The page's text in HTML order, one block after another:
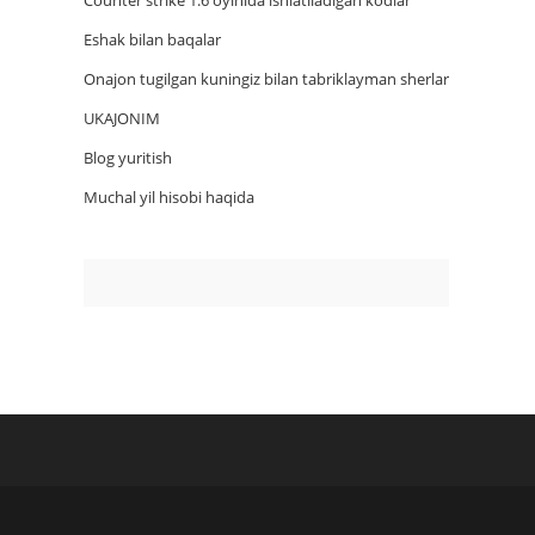
Eshak bilan baqalar
Onajon tugilgan kuningiz bilan tabriklayman sherlar
UKAJONIM
Blog yuritish
Muchal yil hisobi haqida